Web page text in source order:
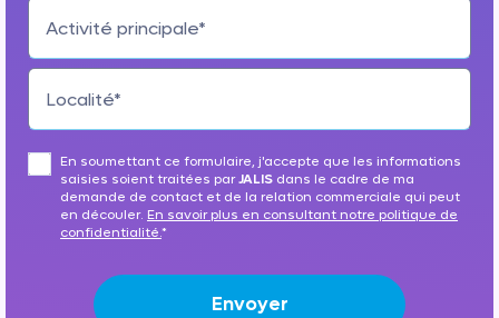
Activité principale*
Localité*
En soumettant ce formulaire, j'accepte que les informations
saisies soient traitées parJALIS dans le cadre de ma
demande de contact et de la relation commerciale qui peut
en découler. En savoir plus en consultant notre politique de
confidentialité.*